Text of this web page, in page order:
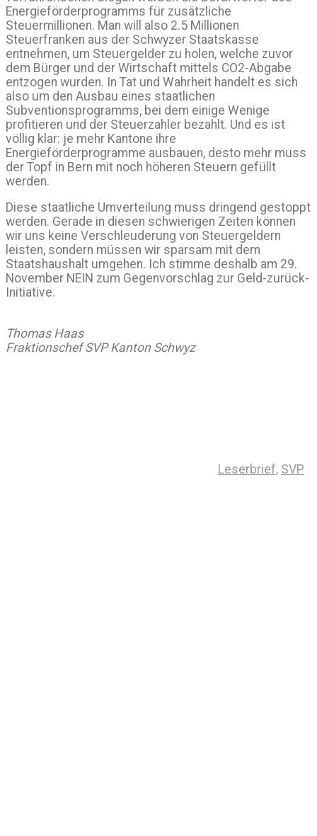
Energieförderprogramms für zusätzliche
Steuermillionen. Man will also 2.5 Millionen
Steuerfranken aus der Schwyzer Staatskasse
entnehmen, um Steuergelder zu holen, welche zuvor
dem Bürger und der Wirtschaft mittels CO2-Abgabe
entzogen wurden. In Tat und Wahrheit handelt es sich
also um den Ausbau eines staatlichen
Subventionsprogramms, bei dem einige Wenige
profitieren und der Steuerzahler bezahlt. Und es ist
völlig klar: je mehr Kantone ihre
Energieförderprogramme ausbauen, desto mehr muss
der Topf in Bern mit noch höheren Steuern gefüllt
werden.
Diese staatliche Umverteilung muss dringend gestoppt
werden. Gerade in diesen schwierigen Zeiten können
wir uns keine Verschleuderung von Steuergeldern
leisten, sondern müssen wir sparsam mit dem
Staatshaushalt umgehen. Ich stimme deshalb am 29.
November NEIN zum Gegenvorschlag zur Geld-zurück-
Initiative.
Thomas Haas
Fraktionschef SVP Kanton Schwyz
Leserbrief, SVP